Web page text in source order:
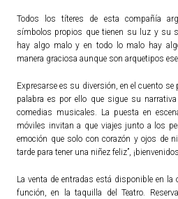
Todos los títeres de esta compañía
símbolos propios que tienen su luz y su
hay algo malo y en todo lo malo hay
manera graciosa aunque son arquetipos
Expresarse es su diversión, en el cuento se
palabra es por ello que sigue su
comedias musicales. La puesta en
móviles invitan a que viajes junto a los
emoción que solo con corazón y ojos de
tarde para tener una niñez feliz”,
La venta de entradas está disponible en
función, en la taquilla del Teatro.